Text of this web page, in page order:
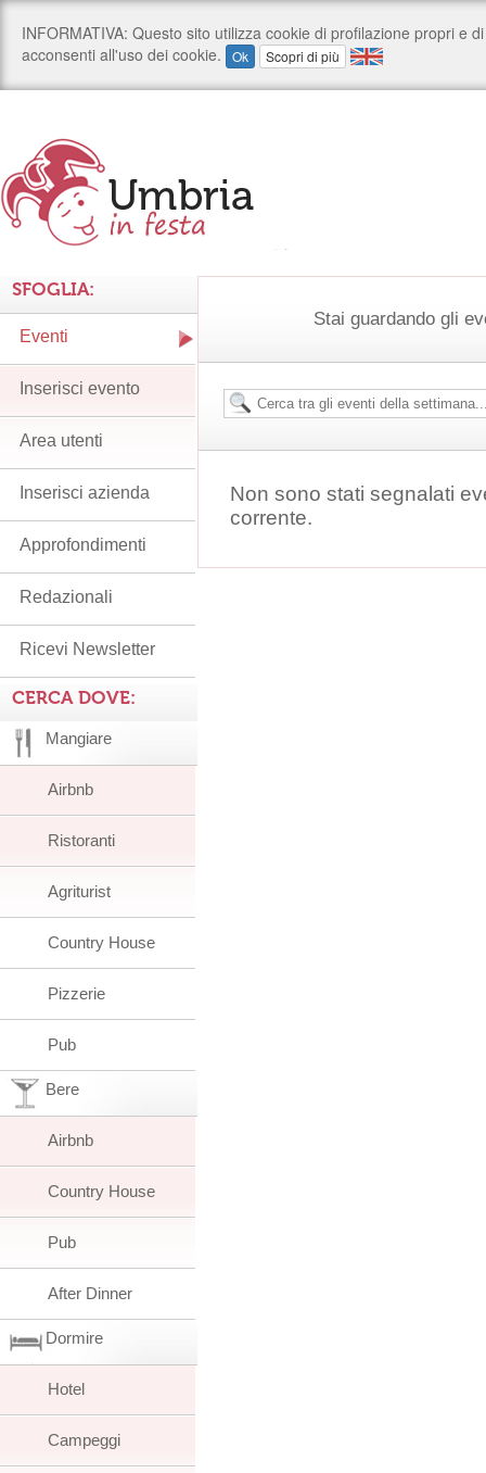
Stai guardando gli
Non sono stati segnalati
corrente.
SFOGLIA:
Eventi
Inserisci evento
Area utenti
Inserisci azienda
Approfondimenti
Redazionali
Ricevi Newsletter
CERCA DOVE:
Mangiare
Airbnb
Ristoranti
Agriturist
Country House
Pizzerie
Pub
Bere
Airbnb
Country House
Pub
After Dinner
Dormire
Hotel
Campeggi